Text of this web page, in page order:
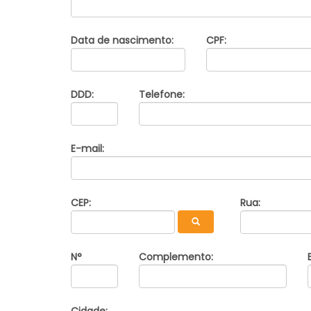
Data de nascimento: CPF:
DDD: Telefone:
E-mail:
CEP: Rua:
N° Complemento: